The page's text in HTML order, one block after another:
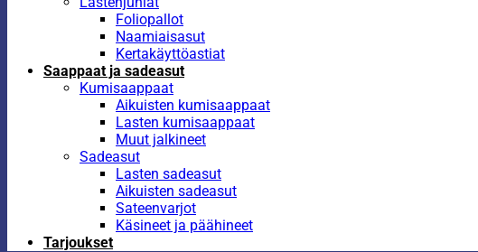
Foliopallot
Naamiaisasut
Kertakäyttöastiat
Saappaat ja sadeasut
Kumisaappaat
Aikuisten kumisaappaat
Lasten kumisaappaat
Muut jalkineet
Sadeasut
Lasten sadeasut
Aikuisten sadeasut
Sateenvarjot
Käsineet ja päähineet
Tarjoukset